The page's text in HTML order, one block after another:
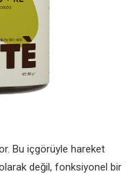
Bu içgörüyle hareket
değil, fonksiyonel bir